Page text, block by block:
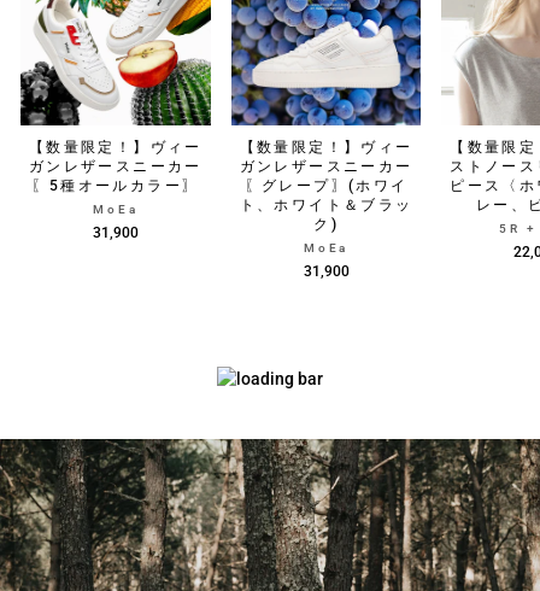
【数量限定！】ヴィー
ガンレザースニーカー
〖5種オールカラー〗
MoEa
31,900
【数量限定！】ヴィー
ガンレザースニーカー
〖グレープ〗(ホワイ
ト、ホワイト＆ブラッ
ク)
MoEa
31,900
【数量限
ストノー
ピース〈
レー、
5R +